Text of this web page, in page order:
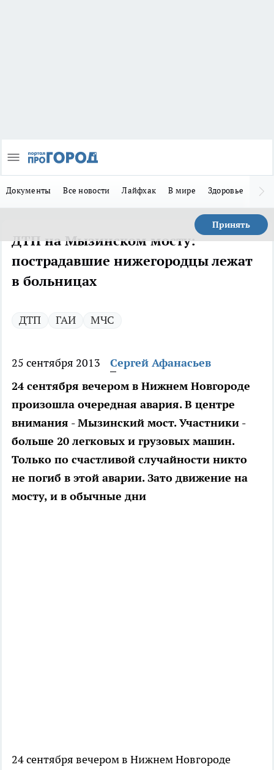
Документы Все новости Лайфхак В мире Здоровье
Принять
ДТП на Мызинском мосту:
пострадавшие нижегородцы лежат
в больницах
ДТП ГАИ МЧС
25 сентября 2013
Сергей Афанасьев
24 сентября вечером в Нижнем Новгороде
произошла очередная авария. В центре
внимания - Мызинский мост. Участники -
больше 20 легковых и грузовых машин.
Только по счастливой случайности никто
не погиб в этой аварии. Зато движение на
мосту, и в обычные дни
24 сентября вечером в Нижнем Новгороде